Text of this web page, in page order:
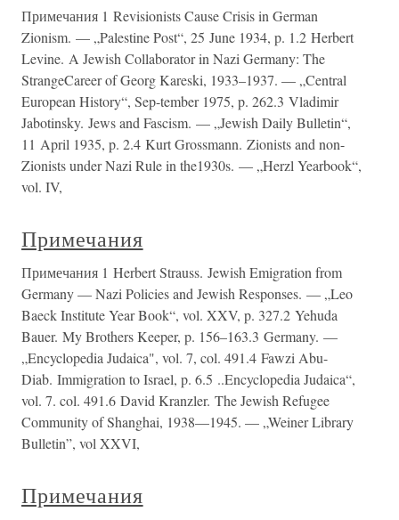
Примечания 1 Revisionists Cause Crisis in German
Zionism. — „Palestine Post“, 25 June 1934, p. 1.2 Herbert
Levine. A Jewish Collaborator in Nazi Germany: The
StrangeCareer of Georg Kareski, 1933–1937. — „Central
European History“, Sep-tember 1975, p. 262.3 Vladimir
Jabotinsky. Jews and Fascism. — „Jewish Daily Bulletin“,
11 April 1935, p. 2.4 Kurt Grossmann. Zionists and non-
Zionists under Nazi Rule in the1930s. — „Herzl Yearbook“,
vol. IV,
Примечания
Примечания 1 Herbert Strauss. Jewish Emigration from
Germany — Nazi Policies and Jewish Responses. — „Leo
Baeck Institute Year Book“, vol. XXV, p. 327.2 Yehuda
Bauer. My Brothers Keeper, p. 156–163.3 Germany. —
„Encyclopedia Judaica", vol. 7, col. 491.4 Fawzi Abu-
Diab. Immigration to Israel, p. 6.5 ..Encyclopedia Judaica“,
vol. 7. col. 491.6 David Kranzler. The Jewish Refugee
Community of Shanghai, 1938—1945. — „Weiner Library
Bulletin”, vol XXVI,
Примечания